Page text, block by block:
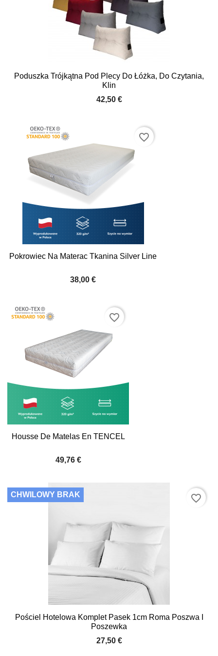
Poduszka Trójkątna Pod Plecy Do Łóżka, Do Czytania,
Klin
42,50 €
Pokrowiec Na Materac Tkanina Silver Line
38,00 €
favorite_border
Housse De Matelas En TENCEL
49,76 €
favorite_border
Pościel Hotelowa Komplet Pasek 1cm Roma Poszwa I
Poszewka
27,50 €
CHWILOWY BRAK favorite_border